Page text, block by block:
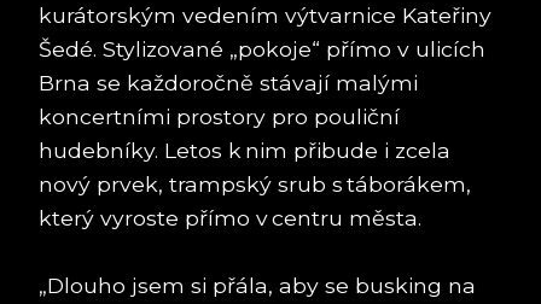
kurátorským vedením výtvarnice Kateřiny
Šedé. Stylizované „pokoje“ přímo v ulicích
Brna se každoročně stávají malými
koncertními prostory pro pouliční
hudebníky. Letos k nim přibude i zcela
nový prvek, trampský srub s táborákem,
který vyroste přímo v centru města.
„Dlouho jsem si přála, aby se busking na